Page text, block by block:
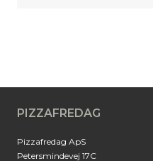
PIZZAFREDAG
Pizzafredag ApS
Petersmindevej 17C